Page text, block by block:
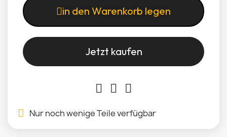
in den Warenkorb legen
Jetzt kaufen
Nur noch wenige Teile verfügbar